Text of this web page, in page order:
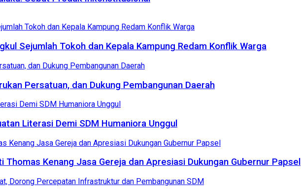
Sejumlah Tokoh dan Kepala Kampung Redam Konflik Warga
Persatuan, dan Dukung Pembangunan Daerah
Literasi Demi SDM Humaniora Unggul
Thomas Kenang Jasa Gereja dan Apresiasi Dukungan Gubernur Papsel